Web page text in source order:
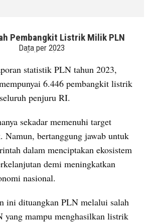
embed from external kumparan
statistik PLN tahun 2023,
6.446 pembangkit listrik
penjuru RI.
sekadar memenuhi target
Namun, bertanggung jawab untuk
dalam menciptakan ekosistem
demi meningkatkan
nasional.
ini dituangkan PLN melalui salah
yang mampu menghasilkan listrik